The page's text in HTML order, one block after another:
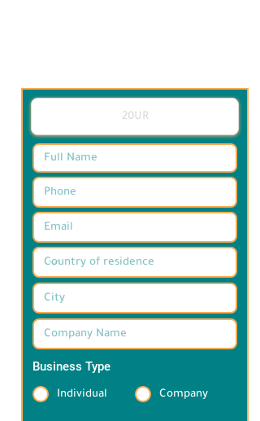
Business Type
Individual Company